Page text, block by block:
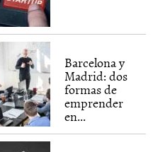
Barcelona y
Madrid: dos
formas de
emprender
en...